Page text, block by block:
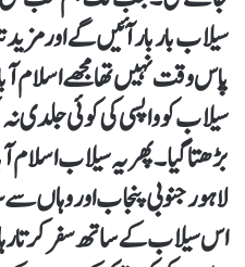
سیلاب بار بار آئیں گے اور
پاس وقت نہیں تھا مجھے اسلام
سیلاب کو واپسی کی کوئی جلدی
بڑھتا گیا۔ پھر یہ سیلاب اسلام
لاہور جنوبی پنجاب اور وہاں
اس سیلاب کے ساتھ سفر کرتا